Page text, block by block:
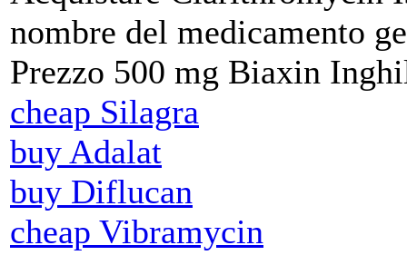
nombre del medicamento
Prezzo 500 mg Biaxin
cheap Silagra
buy Adalat
buy Diflucan
cheap Vibramycin